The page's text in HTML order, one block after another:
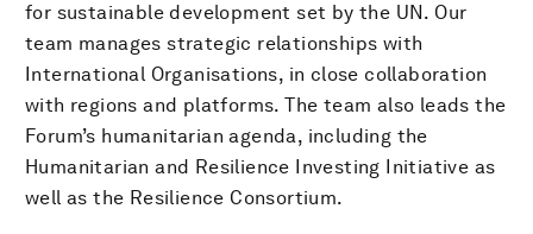
for sustainable development set by the UN. Our
team manages strategic relationships with
International Organisations, in close collaboration
with regions and platforms. The team also leads the
Forum’s humanitarian agenda, including the
Humanitarian and Resilience Investing Initiative as
well as the Resilience Consortium.